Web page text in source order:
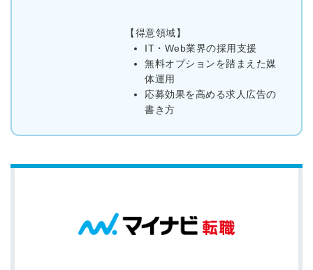
【得意領域】
IT・Web業界の採用支援
無料オプションを踏まえた媒
体運用
応募効果を高める求人広告の
書き方